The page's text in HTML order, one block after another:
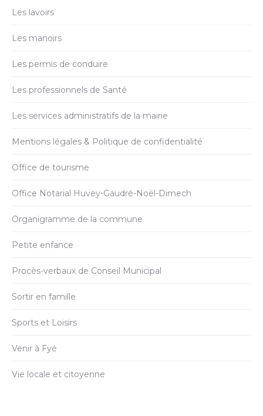
Les lavoirs
Les manoirs
Les permis de conduire
Les professionnels de Santé
Les services administratifs de la mairie
Mentions légales & Politique de confidentialité
Office de tourisme
Office Notarial Huvey-Gaudré-Noël-Dimech
Organigramme de la commune
Petite enfance
Procès-verbaux de Conseil Municipal
Sortir en famille
Sports et Loisirs
Venir à Fyé
Vie locale et citoyenne